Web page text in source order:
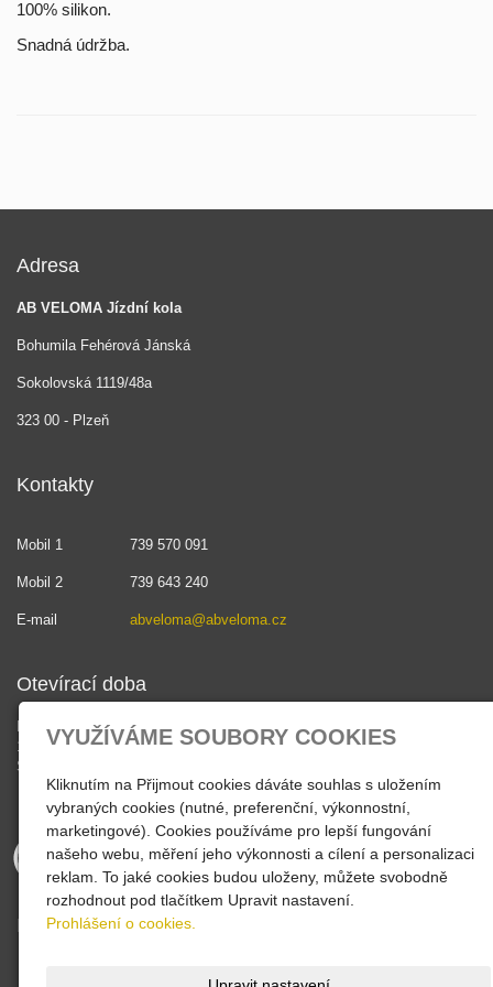
100% silikon.
Snadná údržba.
Adresa
AB VELOMA Jízdní kola
Bohumila Fehérová Jánská
Sokolovská 1119/48a
323 00 - Plzeň
Kontakty
Mobil 1 739 570 091
Mobil 2 739 643 240
E-mail abveloma@abveloma.cz
Otevírací doba
PO - PÁ
10:30 - 18:00
SO , NE - zavřeno
INFORMACE
VYUŽÍVÁME SOUBORY COOKIES
Kliknutím na Přijmout cookies dáváte souhlas s uložením
vybraných cookies (nutné, preferenční, výkonnostní,
marketingové). Cookies používáme pro lepší fungování
našeho webu, měření jeho výkonnosti a cílení a personalizaci
reklam. To jaké cookies budou uloženy, můžete svobodně
rozhodnout pod tlačítkem Upravit nastavení.
Prohlášení o cookies.